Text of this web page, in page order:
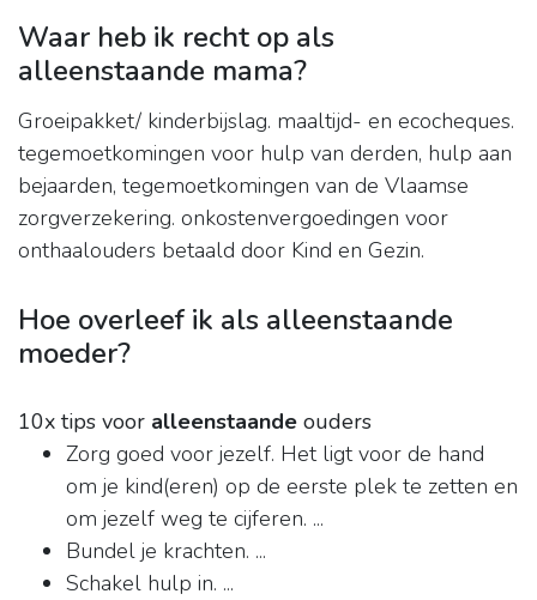
Waar heb ik recht op als
alleenstaande mama?
Groeipakket/ kinderbijslag. maaltijd- en ecocheques.
tegemoetkomingen voor hulp van derden, hulp aan
bejaarden, tegemoetkomingen van de Vlaamse
zorgverzekering. onkostenvergoedingen voor
onthaalouders betaald door Kind en Gezin.
Hoe overleef ik als alleenstaande
moeder?
10x tips voor alleenstaande ouders
Zorg goed voor jezelf. Het ligt voor de hand
om je kind(eren) op de eerste plek te zetten en
om jezelf weg te cijferen. ...
Bundel je krachten. ...
Schakel hulp in. ...